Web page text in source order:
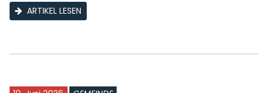
ARTIKEL LESEN